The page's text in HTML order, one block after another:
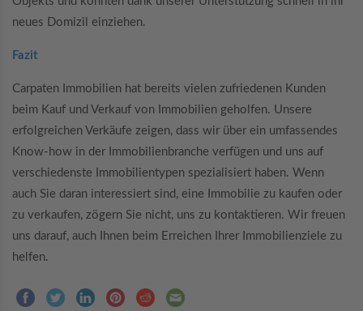
neues Domizil einziehen.
Fazit
Carpaten Immobilien hat bereits vielen zufriedenen Kunden
beim Kauf und Verkauf von Immobilien geholfen. Unsere
erfolgreichen Verkäufe zeigen, dass wir über ein umfassendes
Know-how in der Immobilienbranche verfügen und uns auf
verschiedenste Immobilientypen spezialisiert haben. Wenn
auch Sie daran interessiert sind, eine Immobilie zu kaufen oder
zu verkaufen, zögern Sie nicht, uns zu kontaktieren. Wir freuen
uns darauf, auch Ihnen beim Erreichen Ihrer Immobilienziele zu
helfen.